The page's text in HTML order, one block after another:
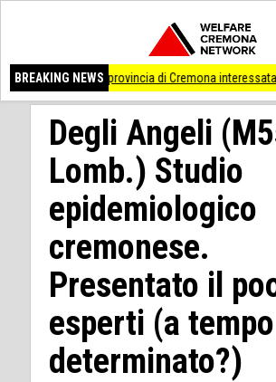
BREAKING NEWS
provincia di Cremona interessata. I
Degli Angeli
Lomb.) Studio
epidemiologico
cremonese.
Presentato il
esperti (a tempo
determinato?)